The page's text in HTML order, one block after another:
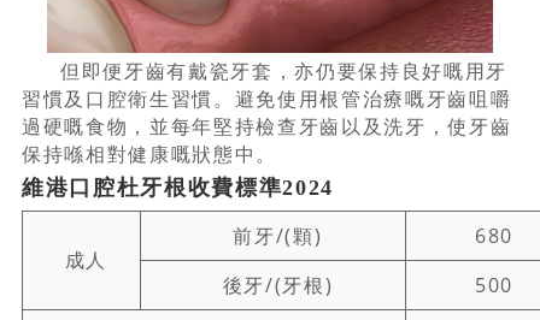
但即便牙齒有戴瓷牙套，亦仍要保持良好嘅用牙
習慣及口腔衛生習慣。避免使用根管治療嘅牙齒咀嚼
過硬嘅食物，並每年堅持檢查牙齒以及洗牙，使牙齒
保持喺相對健康嘅狀態中。
維港口腔杜牙根收費標準2024
成人
前牙/(顆)
680
後牙/(牙根)
500